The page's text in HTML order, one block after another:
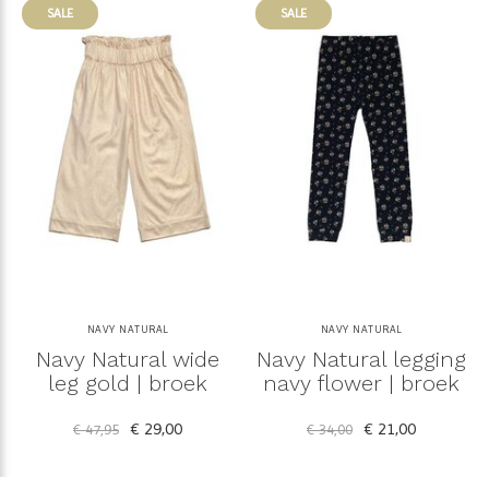
SALE
NAVY NATURAL
Navy Natural wide
leg gold | broek
€ 47,95 € 29,00
SALE
NAVY NATURAL
Navy Natural legging
navy flower | broek
€ 34,00 € 21,00